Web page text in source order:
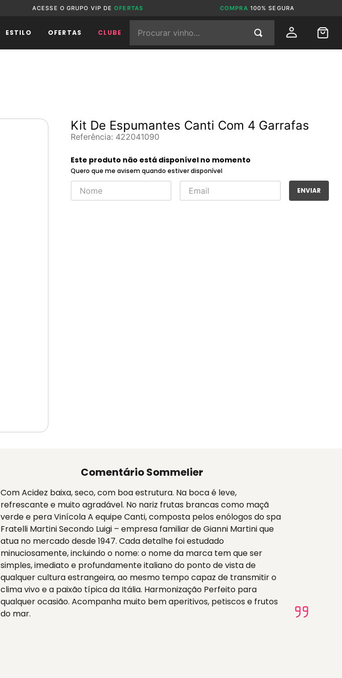
ACESSE O GRUPO VIP DEOFERTAS COMPRA 100% SEGURA
ESTILO OFERTAS CLUBE
Kit De Espumantes Canti Com 4 Garrafas
Referência: 422041090
Este produto não está disponível no momento
Quero que me avisem quando estiver disponível
ENVIAR
Comentário Sommelier
Com Acidez baixa, seco, com boa estrutura. Na boca é leve,
refrescante e muito agradável. No nariz frutas brancas como maçã
verde e pera Vinícola A equipe Canti, composta pelos enólogos do spa
Fratelli Martini Secondo Luigi – empresa familiar de Gianni Martini que
atua no mercado desde 1947. Cada detalhe foi estudado
minuciosamente, incluindo o nome: o nome da marca tem que ser
simples, imediato e profundamente italiano do ponto de vista de
qualquer cultura estrangeira, ao mesmo tempo capaz de transmitir o
clima vivo e a paixão típica da Itália. Harmonização Perfeito para
qualquer ocasião. Acompanha muito bem aperitivos, petiscos e frutos
do mar.